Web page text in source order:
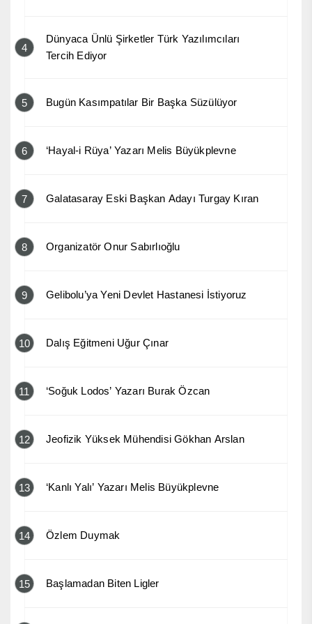
4
Dünyaca Ünlü Şirketler Türk Yazılımcıları
Tercih Ediyor
5 Bugün Kasımpatılar Bir Başka Süzülüyor
6 ‘Hayal-i Rüya’ Yazarı Melis Büyükplevne
7 Galatasaray Eski Başkan Adayı Turgay Kıran
8 Organizatör Onur Sabırlıoğlu
9 Gelibolu’ya Yeni Devlet Hastanesi İstiyoruz
10 Dalış Eğitmeni Uğur Çınar
11 ‘Soğuk Lodos’ Yazarı Burak Özcan
12 Jeofizik Yüksek Mühendisi Gökhan Arslan
13 ‘Kanlı Yalı’ Yazarı Melis Büyükplevne
14 Özlem Duymak
15 Başlamadan Biten Ligler